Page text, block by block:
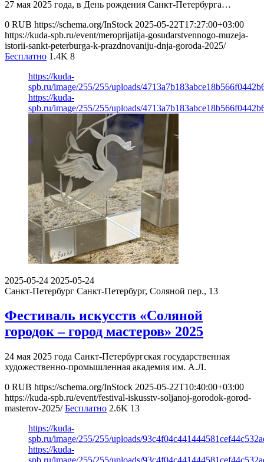
27 мая 2025 года, в День рождения Санкт-Петербурга…
0 RUB https://schema.org/InStock 2025-05-22T17:27:00+03:00
https://kuda-spb.ru/event/meroprijatija-gosudarstvennogo-muzeja-
istorii-sankt-peterburga-k-prazdnovaniju-dnja-goroda-2025/
Бесплатно 1.4K 8
https://kuda-
spb.ru/image/255/255/uploads/
https://kuda-
spb.ru/image/255/255/uploads/
2025-05-24 2025-05-24
Санкт-Петербург Санкт-Петербург, Соляной пер., 13
Фестиваль искусств «Соляной
городок – город мастеров» 2025
24 мая 2025 года Санкт-Петербургская государственная
художественно-промышленная академия им. А.Л.
0 RUB https://schema.org/InStock 2025-05-22T10:40:00+03:00
https://kuda-spb.ru/event/festival-iskusstv-soljanoj-gorodok-gorod-
masterov-2025/ Бесплатно 2.6K 13
https://kuda-
spb.ru/image/255/255/uploads/
https://kuda-